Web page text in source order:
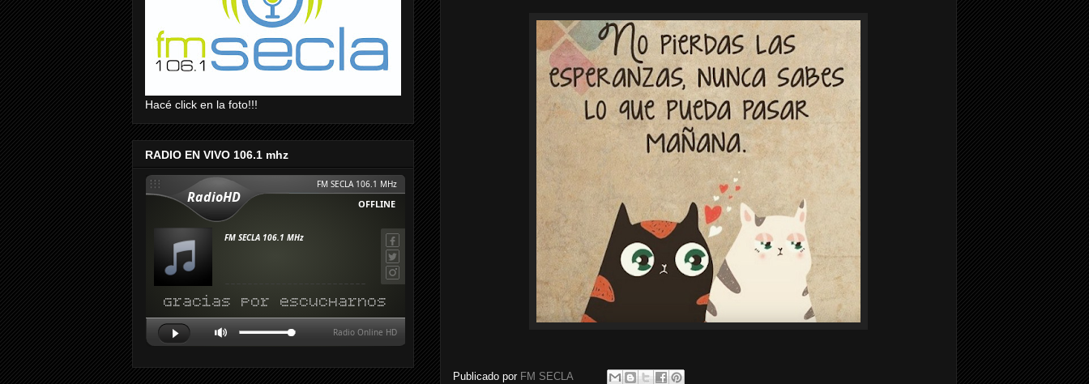
Publicado por FM SECLA
Hacé click en la foto!!!
RADIO EN VIVO 106.1 mhz